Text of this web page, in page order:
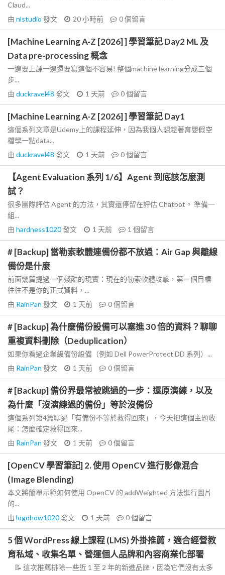
Claud...
由 nlstudio 發文 20 小時前 0個留言
[Machine Learning A-Z [2026] ] 學習筆記 Day2 ML 及
Data pre-processing 概念
一邊要上課一邊還要寫這個不容易! 整個machine learning分成三個
步...
由 duckravel48 發文 1 天前 0個留言
[Machine Learning A-Z [2026] ] 學習筆記 Day1
這個系列文章是Udemy上的課程延伸，因為我個人想趁著育嬰假空
檔學一點data...
由 duckravel48 發文 1 天前 0個留言
【Agent Evaluation 系列 1/6】Agent 到底該怎麼測
試？
很多團隊評估 Agent 的方法，其實還停留在評估 Chatbot。 準備一
組...
由 hardness1020發文 1 天前 1 個留言
# [Backup] 當勒索軟體連備份都不放過：Air Gap 與離線
備份是什麼
前面幾篇提過一個殘酷的現實：現在的勒索軟體攻擊，第一個目標
往往不是你的正式資料，...
由 RainPan 發文 1 天前 0個留言
# [Backup] 為什麼備份設備可以塞進 30 倍的資料？聊聊
重複資料刪除（Deduplication）
如果你看過企業級備份設備（例如 Dell PowerProtect DD 系列）...
由 RainPan 發文 1 天前 0個留言
# [Backup] 備份界最常被跳過的一步：還原演練，以及
為什麼「沒演練過的備份」等於沒備份
這個系列第4篇聊過「有備份不等於救得回來」，今天把這個主題收
尾：怎麼確定救得回來...
由 RainPan 發文 1 天前 0個留言
[OpenCV 學習筆記] 2. 使用 OpenCV 進行影像混合
(Image Blending)
本文將簡單示範如何使用 OpenCV 的 addWeighted 方法進行圖片
的...
由 logohow1020發文 1 天前 0個留言
5 個 WordPress 線上課程 (LMS) 外掛推薦，適合經營教
育私域、收集名單、營運個人品牌和內容商業化部署
📝 這次推薦排除一些近 1 至 2 年的新進品牌，因為它們沒有太多